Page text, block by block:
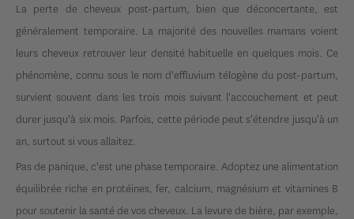
La perte de cheveux post-partum, bien que déconcertante, est
généralement temporaire. La majorité des nouvelles mamans voient
leurs cheveux retrouver leur densité habituelle en quelques mois. Ce
phénomène, connu sous le nom d'effluvium télogène du post-partum,
survient souvent dans les trois mois suivant l'accouchement et peut
durer jusqu'à six mois. Parfois, cette période peut s'étendre jusqu'à un
an, surtout si vous allaitez.
Pas de panique, c'est une phase temporaire. Adoptez une alimentation
équilibrée riche en protéines, fer, calcium, magnésium et vitamines B
pour soutenir la santé de vos cheveux. La levure de bière, par exemple,